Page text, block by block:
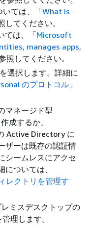
ては、「What is
してください。
ては、「Microsoft
manages apps,
照してください。
選択します。詳細に
のプロトコル 」
マネージド型
成するか、
Active Directory に
ザーは既存の認証情
シームレスにアクセ
ついては、
レクトリを管理す
ミスデスクトップの
理します。